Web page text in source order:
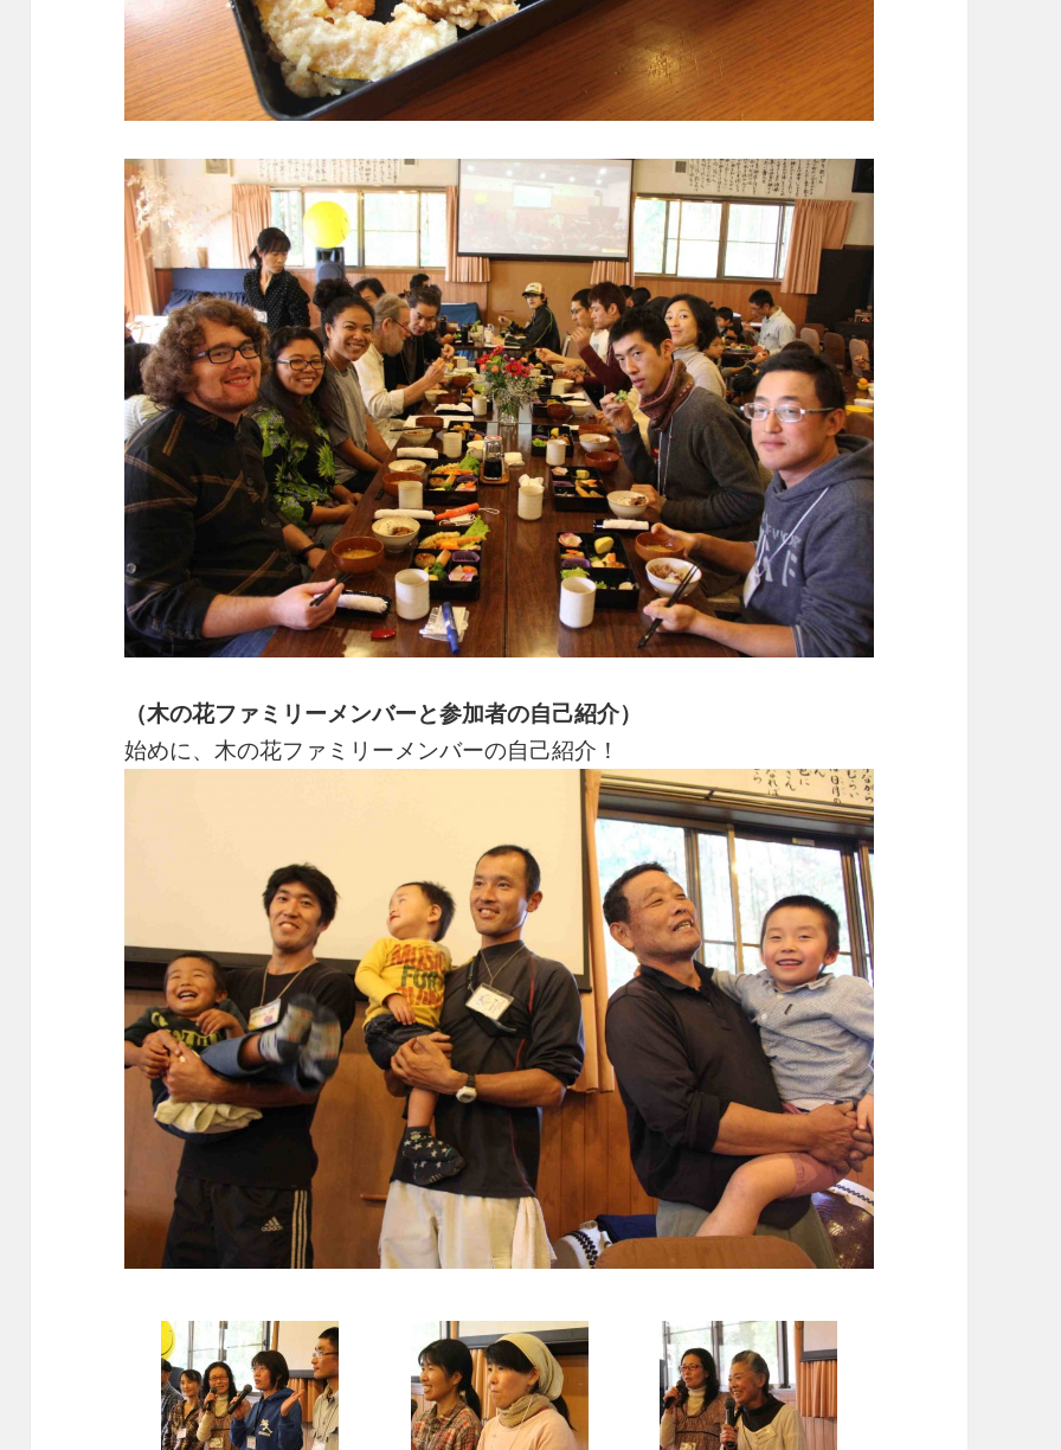
（木の花ファミリーメンバーと参加者の自己紹介）
始めに、木の花ファミリーメンバーの自己紹介！